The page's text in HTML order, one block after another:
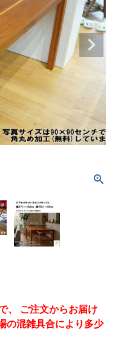
、 ご注文からお届け
の混雑具合により多少